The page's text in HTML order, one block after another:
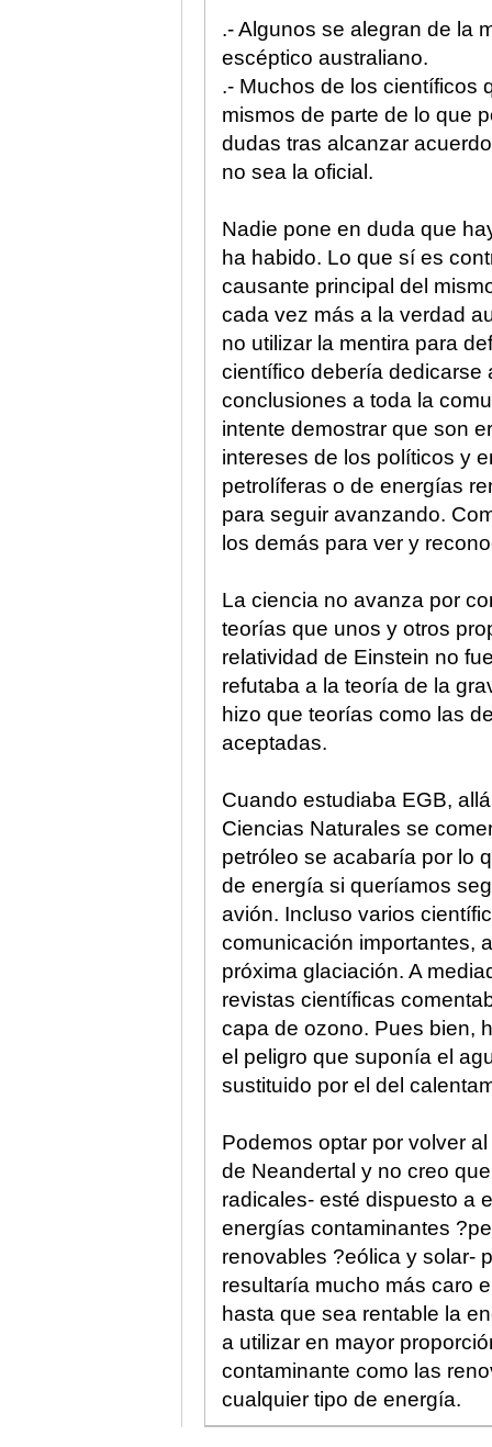
.- Algunos se alegran de la
escéptico australiano.
.- Muchos de los científicos
mismos de parte de lo que
dudas tras alcanzar
no sea la oficial.
Nadie pone en duda que
ha habido. Lo que sí es
causante principal del
cada vez más a la verdad
no utilizar la mentira para
científico debería dedicarse
conclusiones a toda la
intente demostrar que son
intereses de los políticos y
petrolíferas o de energías
para seguir avanzando.
los demás para ver y
La ciencia no avanza por
teorías que unos y otros
relatividad de Einstein no
refutaba a la teoría de la
hizo que teorías como las
aceptadas.
Cuando estudiaba EGB,
Ciencias Naturales se
petróleo se acabaría por lo
de energía si queríamos
avión. Incluso varios
comunicación importantes,
próxima glaciación. A
revistas científicas
capa de ozono. Pues bien,
el peligro que suponía el
sustituido por el del
Podemos optar por volver
de Neandertal y no creo
radicales- esté dispuesto a
energías contaminantes
renovables ?eólica y solar-
resultaría mucho más caro
hasta que sea rentable la
a utilizar en mayor
contaminante como las
cualquier tipo de energía.